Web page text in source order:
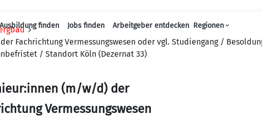
Haupt-Navigation
Ausbildung finden Jobs finden Arbeitgeber entdecken Regionen
Fachrichtung Vermessungswesen oder vgl. Studiengang /
/ Standort Köln (Dezernat 33)
(m/w/d) der
Vermessungswesen